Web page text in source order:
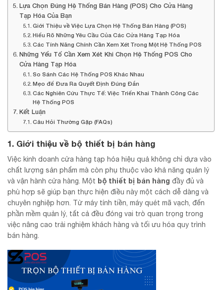
Lựa Chọn Đúng Hệ Thống Bán Hàng (POS) Cho Cửa Hàng
Tạp Hóa Của Bạn
Giới Thiệu về Việc Lựa Chọn Hệ Thống Bán Hàng (POS)
Hiểu Rõ Những Yêu Cầu Của Các Cửa Hàng Tạp Hóa
Các Tính Năng Chính Cần Xem Xét Trong Một Hệ Thống POS
Những Yếu Tố Cần Xem Xét Khi Chọn Hệ Thống POS Cho
Cửa Hàng Tạp Hóa
So Sánh Các Hệ Thống POS Khác Nhau
Mẹo để Đưa Ra Quyết Định Đúng Đắn
Các Nghiên Cứu Thực Tế: Việc Triển Khai Thành Công Các
Hệ Thống POS
Kết Luận
Câu Hỏi Thường Gặp (FAQs)
1. Giới thiệu về bộ thiết bị bán hàng
Việc kinh doanh cửa hàng tạp hóa hiệu quả không chỉ dựa vào
chất lượng sản phẩm mà còn phụ thuộc vào khả năng quản lý
và vận hành cửa hàng. Một bộ thiết bị bán hàng đầy đủ và
phù hợp sẽ giúp bạn thực hiện điều này một cách dễ dàng và
chuyên nghiệp hơn. Từ máy tính tiền, máy quét mã vạch, đến
phần mềm quản lý, tất cả đều đóng vai trò quan trọng trong
việc nâng cao trải nghiệm khách hàng và tối ưu hóa quy trình
bán hàng.